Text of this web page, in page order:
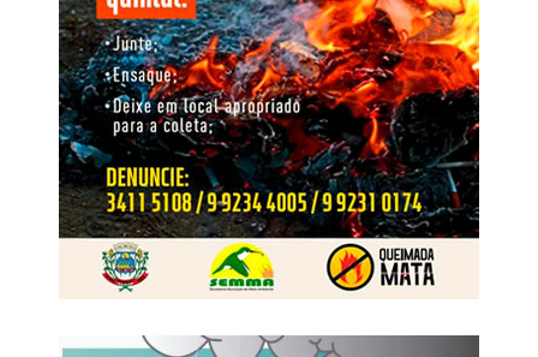
ciclo, responsabilizar os envolvidos, neutralizar o
comando exercido de dentro do cárcere e retirar da
estrutura os recursos financeiros e patrimoniais utilizados
para manter suas atividades
WhatsApp
Facebook
Twitter
Messenger
LinkedIn
Share
O crime foi praticado por dois homens armados, que
anunciaram o roubo e, em seguida, incendiaram as
dependências da padaria. No decorrer das investigações,
os dois suspeitos foram identificados e tiveram as
respectivas prisões preventivas decretadas pela Justiça.
Em maio de 2025, os dois foragidos foram abordados
pela Polícia Rodoviária Federal portando documentos de
identificação falsos. Ambos viajavam como passageiros
de um ônibus interestadual que fazia o trajeto de Cuiabá